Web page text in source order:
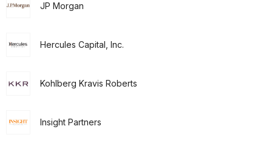
JP Morgan
Hercules Capital, Inc.
Kohlberg Kravis Roberts
Insight Partners